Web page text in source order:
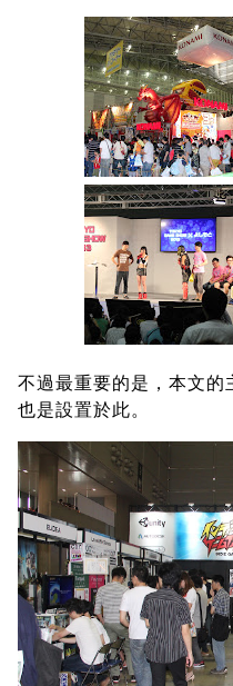
不過最重要的是，本文的
也是設置於此。